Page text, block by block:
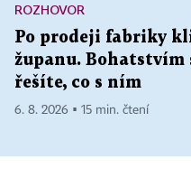
ROZHOVOR
Po prodeji fabriky
županu. Bohatstvím
řešíte, co s ním
6. 8. 2026 ▪ 15 min. čtení